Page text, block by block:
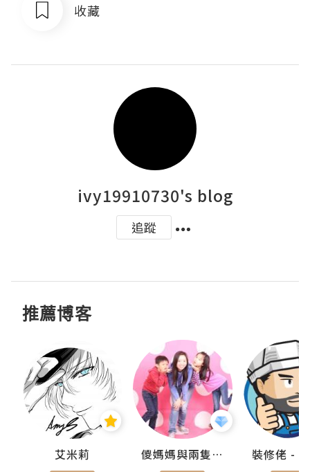
收藏
ivy19910730's blog
追蹤
推薦博客
艾米莉 儍媽媽與兩隻小魔怪之家